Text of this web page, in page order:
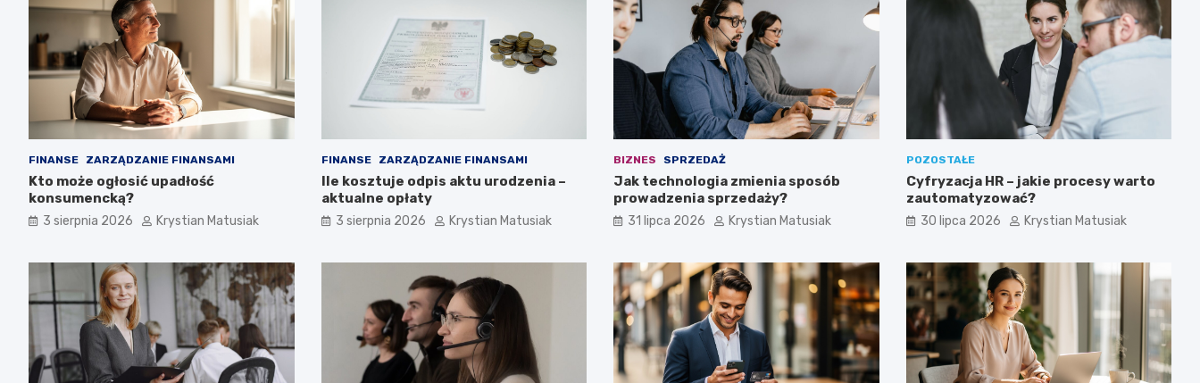
FINANSE ZARZĄDZANIE FINANSAMI
Kto może ogłosić upadłość
konsumencką?
3 sierpnia 2026 Krystian Matusiak
FINANSE ZARZĄDZANIE FINANSAMI
Ile kosztuje odpis aktu urodzenia –
aktualne opłaty
3 sierpnia 2026 Krystian Matusiak
BIZNES SPRZEDAŻ
Jak technologia zmienia sposób
prowadzenia sprzedaży?
31 lipca 2026 Krystian Matusiak
POZOSTAŁE
Cyfryzacja HR – jakie procesy warto
zautomatyzować?
30 lipca 2026 Krystian Matusiak